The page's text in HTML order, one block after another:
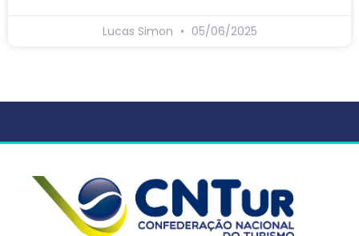
Lucas Simon 05/06/2025